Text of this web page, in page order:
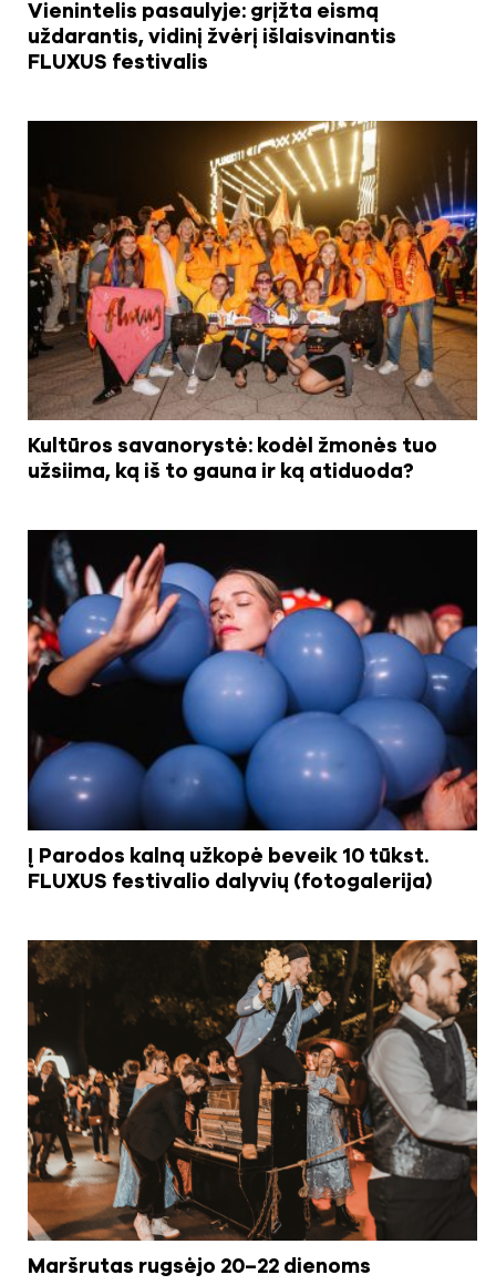
Vienintelis pasaulyje: grįžta eismą
uždarantis, vidinį žvėrį išlaisvinantis
FLUXUS festivalis
Kultūros savanorystė: kodėl žmonės tuo
užsiima, ką iš to gauna ir ką atiduoda?
Į Parodos kalną užkopė beveik 10 tūkst.
FLUXUS festivalio dalyvių (fotogalerija)
Maršrutas rugsėjo 20–22 dienoms